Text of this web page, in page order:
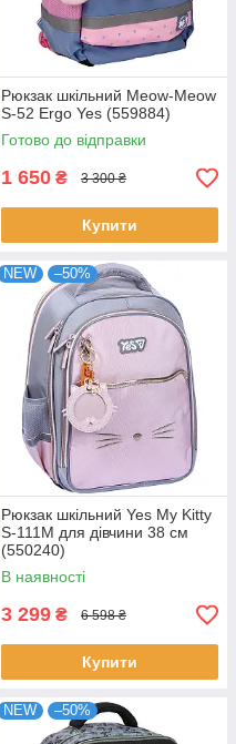
Рюкзак шкільний Meow-Meow
S-52 Ergo Yes (559884)
Готово до відправки
1 650 ₴ 3 300 ₴
Купити
NEW –50%
Рюкзак шкільний Yes My Kitty
S-111M для дівчини 38 см
(550240)
В наявності
3 299 ₴ 6 598 ₴
Купити
NEW –50%